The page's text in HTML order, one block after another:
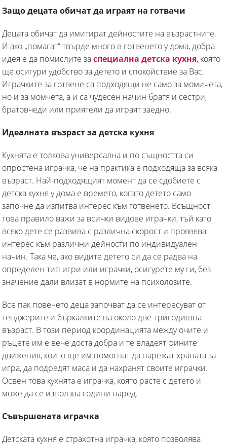
Защо децата обичат да играят на готвачи
Децата обичат да имитират дейностите на възрастните.
И ако „помагат“ твърде много в готвенето у дома, добра
идея е да помислите заспециална детска кухня, която
ще осигури удобство за детето и спокойствие за Вас.
Играчките за готвене са подходящи не само за момичета,
но и за момчета, а и са чудесен начин братя и сестри,
братовчеди или приятели да играят заедно.
Идеалната възраст за детска кухня
Кухнята е толкова универсална и по същността си
опростена играчка, че на практика е подходяща за всяка
възраст. Най-подходящият момент да се сдобиете с
детска кухня у дома е времето, когато детето самo
започне да изпитва интерес към готвенето. Всъщност
това правило важи за всички видове играчки, тъй като
всяко дете се развива с различна скорост и проявява
интерес към различни дейности по индивидуален
начин. Така че, ако видите детето си да се радва на
определен тип игри или играчки, осигурете му ги, без
значение дали влизат в нормите на психолозите.
Все пак повечето деца започват да се интересуват от
тенджерите и бъркалките на около две-тригодишна
възраст. В този период координацията между очите и
ръцете им е вече доста добра и те владеят фините
движения, които ще им помогнат да нарежат храната за
игра, да подредят маса и да нахранят своите играчки.
Освен това кухнята е играчка, която расте с детето и
може да се използва години наред.
Съвършената играчка
Детската кухня е страхотна играчка, която позволява